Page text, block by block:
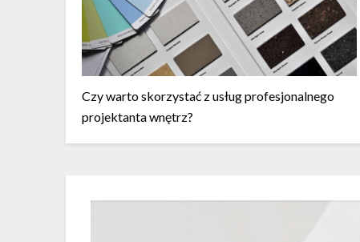
Czy warto skorzystać z usług profesjonalnego
projektanta wnętrz?